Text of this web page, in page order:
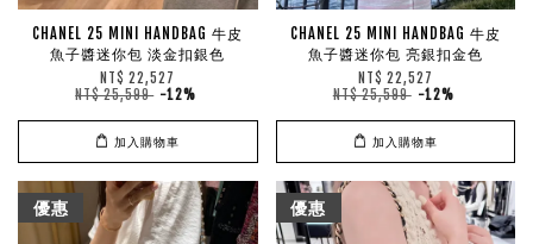
CHANEL 25 MINI HANDBAG 牛皮
魚子醬迷你包 淡金扣銀色
NT$ 22,527
NT$ 25,599 -12%
加入購物車
CHANEL 25 MINI HANDBAG 牛皮
魚子醬迷你包 亮銀扣金色
NT$ 22,527
NT$ 25,599 -12%
加入購物車
優惠 優惠